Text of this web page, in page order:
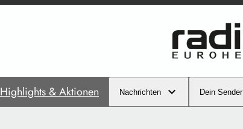
Highlights & Aktionen Nachrichten Dein Sender